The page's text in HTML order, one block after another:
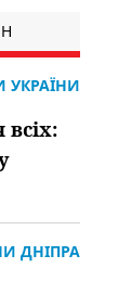
УКРАЇНИ
ДНІПРА